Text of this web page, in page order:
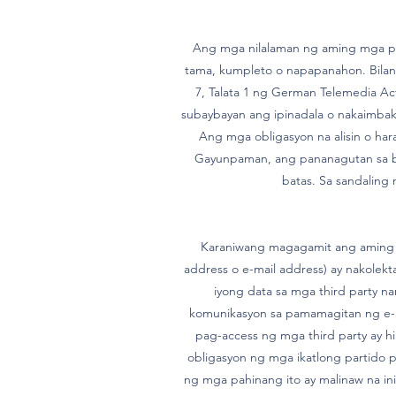
Ang mga nilalaman ng aming mga
tama, kumpleto o napapanahon.
7, Talata 1 ng German Telemedia
subaybayan ang ipinadala o
Ang mga obligasyon na alisin o
Gayunpaman, ang pananagutan sa
batas. Sa
Karaniwang magagamit ang
address o e-mail address) ay
iyong data sa mga third party
komunikasyon sa pamamagitan ng
pag-access ng mga third party ay
obligasyon ng mga ikatlong partido
ng mga pahinang ito ay malinaw na